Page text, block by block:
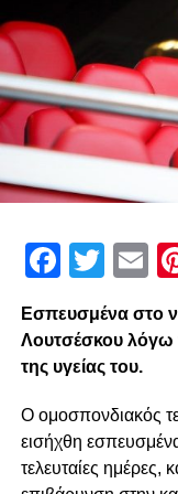
Εσπευσμένα στο
Λουτσέσκου λόγω
της υγείας του.
Ο ομοσπονδιακός
εισήχθη
τελευταίες